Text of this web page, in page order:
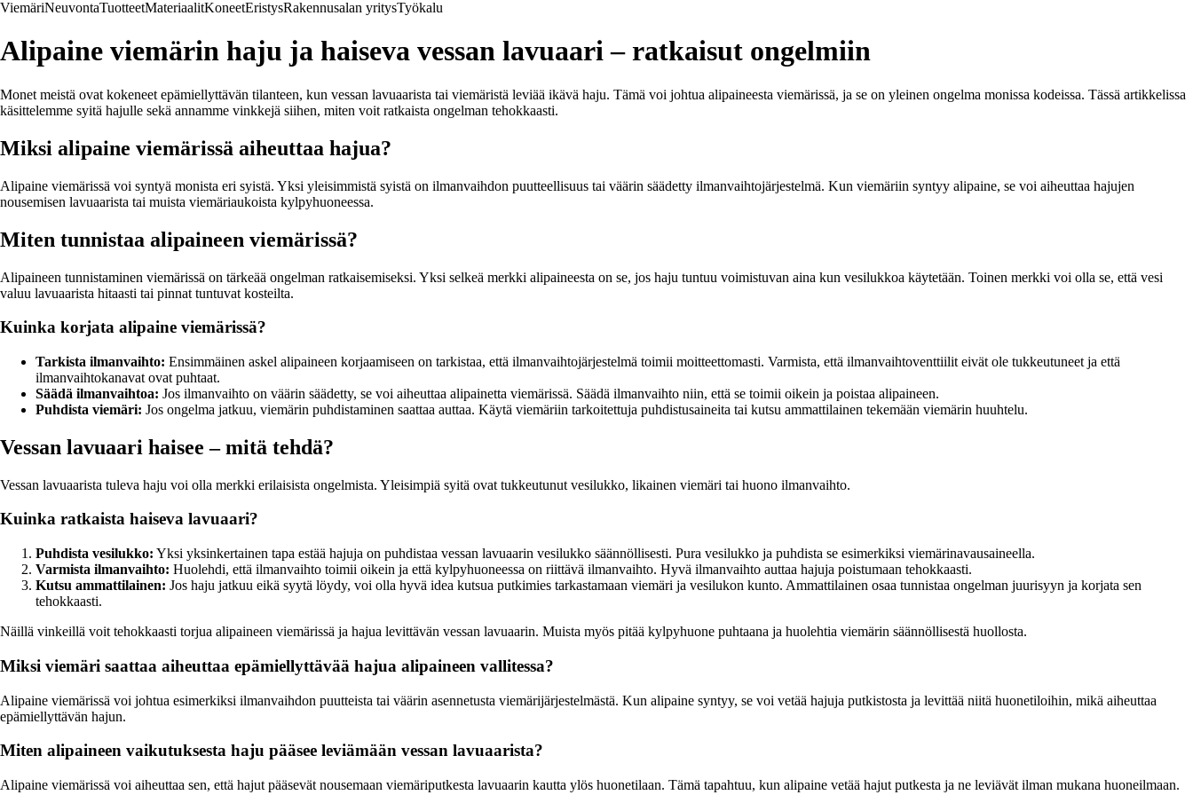
ViemäriNeuvontaTuotteetMateriaalitKoneetEristysRakennusalan yritysTyökalu
Alipaine viemärin haju ja haiseva vessan lavuaari – ratkaisut ongelmiin
Monet meistä ovat kokeneet epämiellyttävän tilanteen, kun vessan lavuaarista tai viemäristä leviää ikävä haju. Tämä voi johtua alipaineesta viemärissä, ja se on yleinen ongelma monissa kodeissa. Tässä artikkelissa
käsittelemme syitä hajulle sekä annamme vinkkejä siihen, miten voit ratkaista ongelman tehokkaasti.
Miksi alipaine viemärissä aiheuttaa hajua?
Alipaine viemärissä voi syntyä monista eri syistä. Yksi yleisimmistä syistä on ilmanvaihdon puutteellisuus tai väärin säädetty ilmanvaihtojärjestelmä. Kun viemäriin syntyy alipaine, se voi aiheuttaa hajujen
nousemisen lavuaarista tai muista viemäriaukoista kylpyhuoneessa.
Miten tunnistaa alipaineen viemärissä?
Alipaineen tunnistaminen viemärissä on tärkeää ongelman ratkaisemiseksi. Yksi selkeä merkki alipaineesta on se, jos haju tuntuu voimistuvan aina kun vesilukkoa käytetään. Toinen merkki voi olla se, että vesi
valuu lavuaarista hitaasti tai pinnat tuntuvat kosteilta.
Kuinka korjata alipaine viemärissä?
Tarkista ilmanvaihto: Ensimmäinen askel alipaineen korjaamiseen on tarkistaa, että ilmanvaihtojärjestelmä toimii moitteettomasti. Varmista, että ilmanvaihtoventtiilit eivät ole tukkeutuneet ja että
ilmanvaihtokanavat ovat puhtaat.
Säädä ilmanvaihtoa: Jos ilmanvaihto on väärin säädetty, se voi aiheuttaa alipainetta viemärissä. Säädä ilmanvaihto niin, että se toimii oikein ja poistaa alipaineen.
Puhdista viemäri: Jos ongelma jatkuu, viemärin puhdistaminen saattaa auttaa. Käytä viemäriin tarkoitettuja puhdistusaineita tai kutsu ammattilainen tekemään viemärin huuhtelu.
Vessan lavuaari haisee – mitä tehdä?
Vessan lavuaarista tuleva haju voi olla merkki erilaisista ongelmista. Yleisimpiä syitä ovat tukkeutunut vesilukko, likainen viemäri tai huono ilmanvaihto.
Kuinka ratkaista haiseva lavuaari?
Puhdista vesilukko: Yksi yksinkertainen tapa estää hajuja on puhdistaa vessan lavuaarin vesilukko säännöllisesti. Pura vesilukko ja puhdista se esimerkiksi viemärinavausaineella.
Varmista ilmanvaihto: Huolehdi, että ilmanvaihto toimii oikein ja että kylpyhuoneessa on riittävä ilmanvaihto. Hyvä ilmanvaihto auttaa hajuja poistumaan tehokkaasti.
Kutsu ammattilainen: Jos haju jatkuu eikä syytä löydy, voi olla hyvä idea kutsua putkimies tarkastamaan viemäri ja vesilukon kunto. Ammattilainen osaa tunnistaa ongelman juurisyyn ja korjata sen
tehokkaasti.
Näillä vinkeillä voit tehokkaasti torjua alipaineen viemärissä ja hajua levittävän vessan lavuaarin. Muista myös pitää kylpyhuone puhtaana ja huolehtia viemärin säännöllisestä huollosta.
Miksi viemäri saattaa aiheuttaa epämiellyttävää hajua alipaineen vallitessa?
Alipaine viemärissä voi johtua esimerkiksi ilmanvaihdon puutteista tai väärin asennetusta viemärijärjestelmästä. Kun alipaine syntyy, se voi vetää hajuja putkistosta ja levittää niitä huonetiloihin, mikä aiheuttaa
epämiellyttävän hajun.
Miten alipaineen vaikutuksesta haju pääsee leviämään vessan lavuaarista?
Alipaine viemärissä voi aiheuttaa sen, että hajut pääsevät nousemaan viemäriputkesta lavuaarin kautta ylös huonetilaan. Tämä tapahtuu, kun alipaine vetää hajut putkesta ja ne leviävät ilman mukana huoneilmaan.